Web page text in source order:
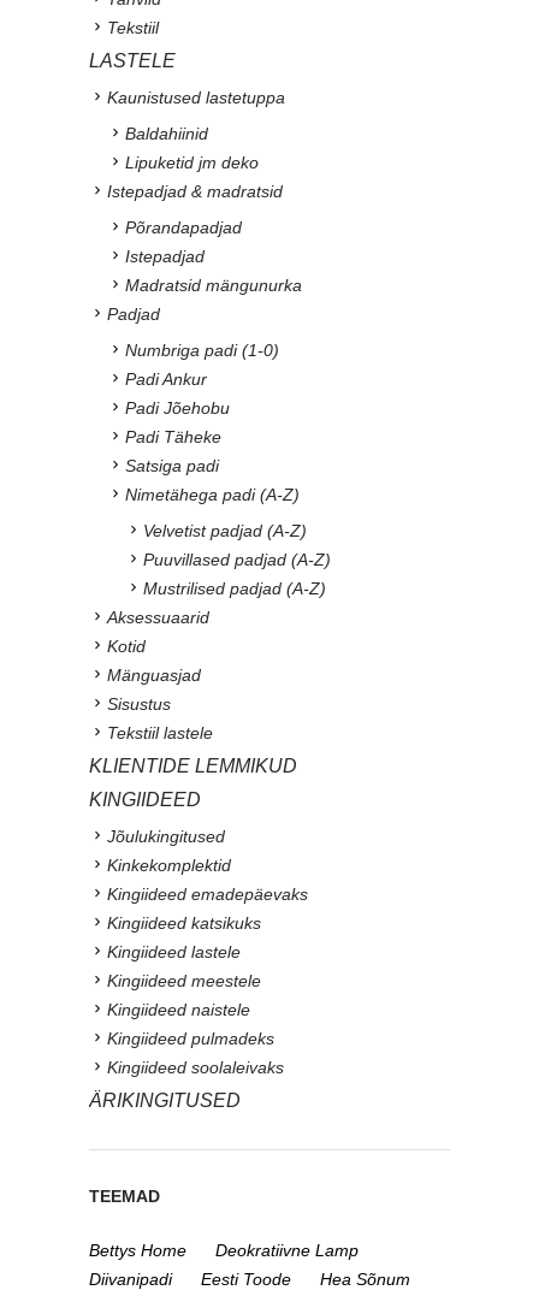
Tekstiil
LASTELE
Kaunistused lastetuppa
Baldahiinid
Lipuketid jm deko
Istepadjad & madratsid
Põrandapadjad
Istepadjad
Madratsid mängunurka
Padjad
Numbriga padi (1-0)
Padi Ankur
Padi Jõehobu
Padi Täheke
Satsiga padi
Nimetähega padi (A-Z)
Velvetist padjad (A-Z)
Puuvillased padjad (A-Z)
Mustrilised padjad (A-Z)
Aksessuaarid
Kotid
Mänguasjad
Sisustus
Tekstiil lastele
KLIENTIDE LEMMIKUD
KINGIIDEED
Jõulukingitused
Kinkekomplektid
Kingiideed emadepäevaks
Kingiideed katsikuks
Kingiideed lastele
Kingiideed meestele
Kingiideed naistele
Kingiideed pulmadeks
Kingiideed soolaleivaks
ÄRIKINGITUSED
TEEMAD
Bettys Home
Deokratiivne Lamp
Diivanipadi
Eesti Toode
Hea Sõnum